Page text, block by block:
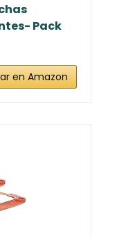
Pack
en Amazon